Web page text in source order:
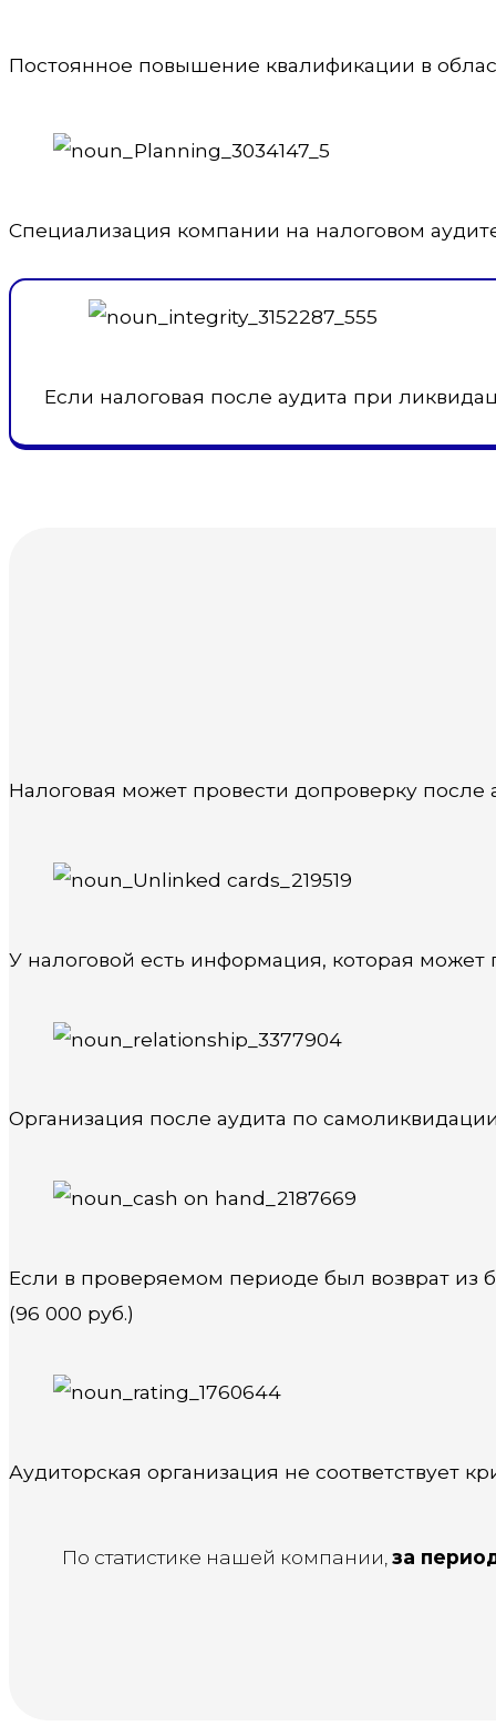
Постоянное повышение квалификации в
Специализация компании на налоговом
Если налоговая после аудита при
Налоговая может провести допроверку после
У налоговой есть информация, которая
Организация после аудита по
Если в проверяемом периоде был возврат
(96 000 руб.)
Аудиторская организация не соответствует
По статистике нашей компании,за